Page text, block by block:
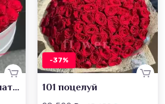
Безграничная симпатия
-37%
101 поцелуй